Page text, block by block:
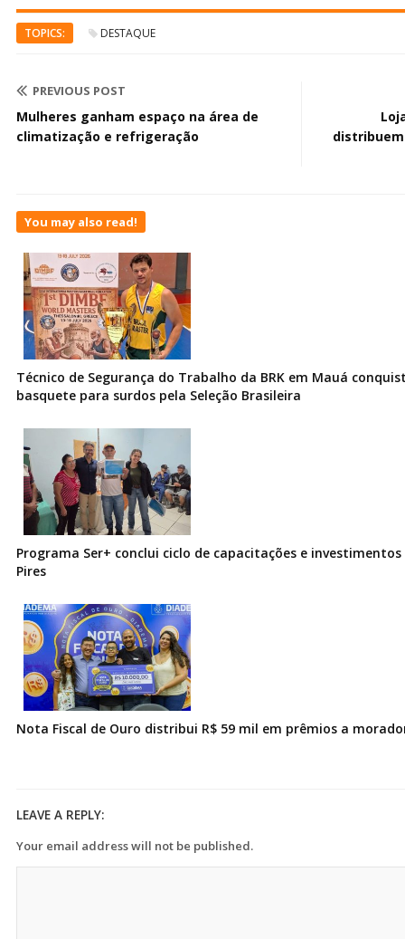
TOPICS: DESTAQUE
PREVIOUS POST
Mulheres ganham espaço na área de
climatização e refrigeração
You may also read!
Técnico de Segurança do Trabalho da BRK em Mauá
basquete para surdos pela Seleção Brasileira
Programa Ser+ conclui ciclo de capacitações e
Pires
Nota Fiscal de Ouro distribui R$ 59 mil em prêmios a
LEAVE A REPLY:
Your email address will not be published.